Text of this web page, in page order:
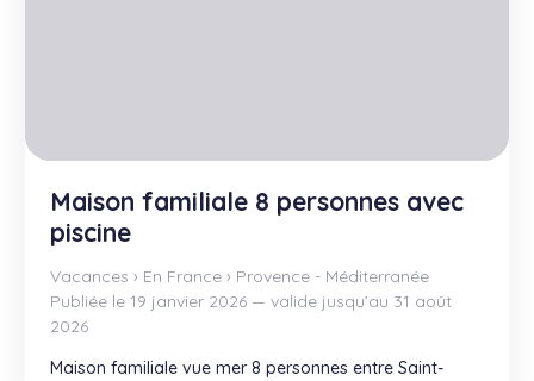
Maison familiale 8 personnes avec
piscine
Vacances › En France › Provence - Méditerranée
Publiée le 19 janvier 2026 — valide jusqu’au 31 août
2026
Maison familiale vue mer 8 personnes entre Saint-